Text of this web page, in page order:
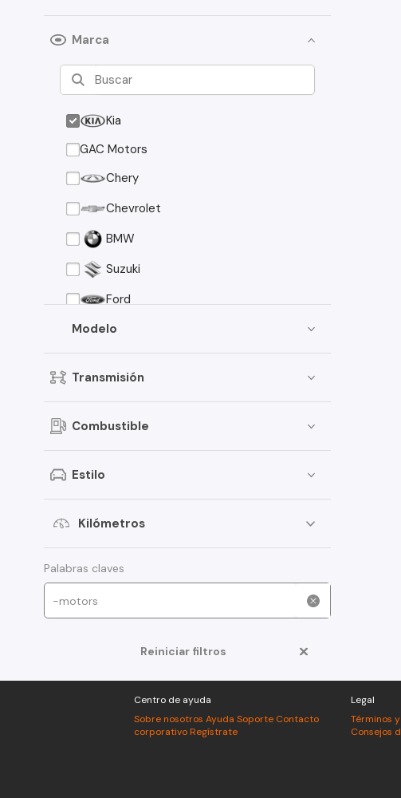
Marca
Kia
GAC Motors
Chery
Chevrolet
BMW
Suzuki
Ford
Asia Motors
Mazda
Nissan
Peugeot
Foton
American Motors
Modelo
Transmisión
Combustible
Estilo
Kilómetros
Palabras claves
Reiniciar filtros
Centro de ayuda
Sobre nosotros Ayuda Soporte Contacto
corporativo Regístrate
Legal
Términos
Consejos